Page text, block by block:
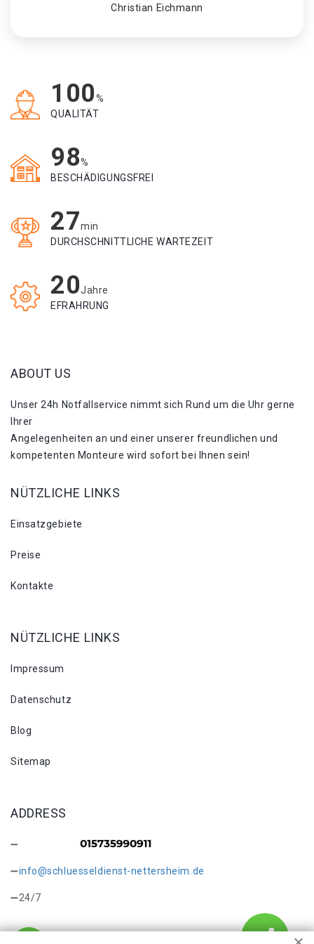
Christian Eichmann
100%
QUALITÄT
98%
BESCHÄDIGUNGSFREI
27min
DURCHSCHNITTLICHE WARTEZEIT
20Jahre
EFRAHRUNG
ABOUT US
Unser 24h Notfallservice nimmt sich Rund um die Uhr gerne
Ihrer
Angelegenheiten an und einer unserer freundlichen und
kompetenten Monteure wird sofort bei Ihnen sein!
NÜTZLICHE LINKS
Einsatzgebiete
Preise
Kontakte
NÜTZLICHE LINKS
Impressum
Datenschutz
Blog
Sitemap
ADDRESS
info@schluesseldienst-nettersheim.de
24/7